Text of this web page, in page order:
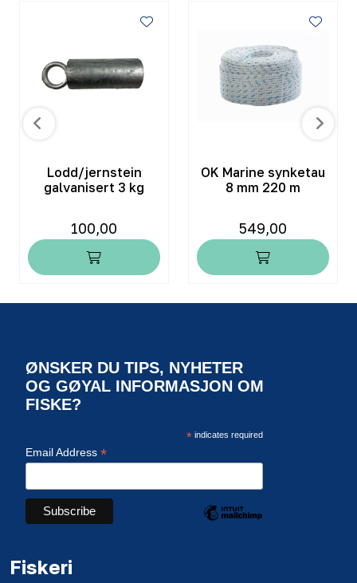
Lodd/jernstein
galvanisert 3 kg
100,00
OK Marine synketau
8 mm 220 m
549,00
ØNSKER DU TIPS, NYHETER
OG GØYAL INFORMASJON OM
FISKE?
*indicates required
Email Address *
Fiskeri